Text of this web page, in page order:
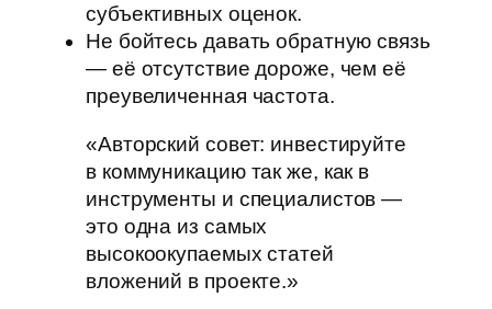
субъективных оценок.
Не бойтесь давать обратную связь
— её отсутствие дороже, чем её
преувеличенная частота.
«Авторский совет: инвестируйте
в коммуникацию так же, как в
инструменты и специалистов —
это одна из самых
высокоокупаемых статей
вложений в проекте.»